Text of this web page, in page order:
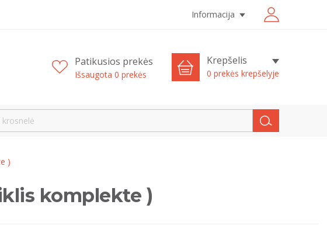
Informacija
Patikusios prekės
Išsaugota 0 prekės
Krepšelis
0 prekės krepšelyje
)
komplekte )